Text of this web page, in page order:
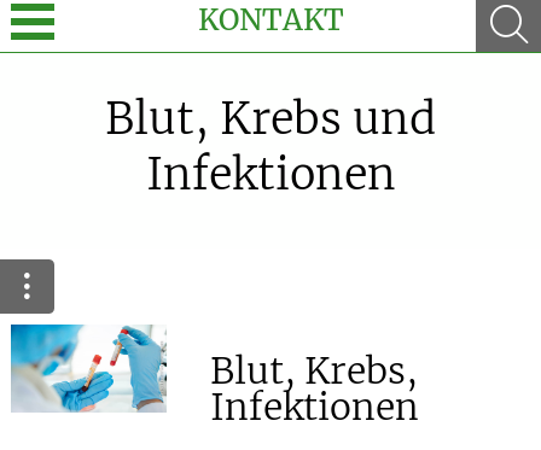
KONTAKT
Krankheiten & Therapie
WELLNESS
HOMÖOPATHIE
Blut, Krebs und
Infektionen
Blut, Krebs,
Infektionen